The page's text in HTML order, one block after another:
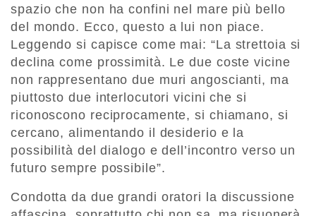
spazio che non ha confini nel mare più bello
del mondo. Ecco, questo a lui non piace.
Leggendo si capisce come mai: “La strettoia si
declina come prossimità. Le due coste vicine
non rappresentano due muri angoscianti, ma
piuttosto due interlocutori vicini che si
riconoscono reciprocamente, si chiamano, si
cercano, alimentando il desiderio e la
possibilità del dialogo e dell’incontro verso un
futuro sempre possibile”.
Condotta da due grandi oratori la discussione